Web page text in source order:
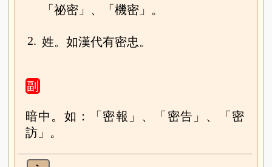
「祕密」、「機密」。
2. 姓。如漢代有密忠。
副
暗中。如：「密報」、「密告」、「密
訪」。